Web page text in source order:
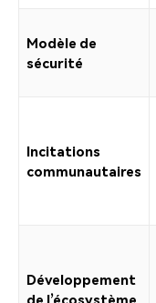
Modèle de
sécurité
Incitations
communautaires
Développement
de l’écosystème